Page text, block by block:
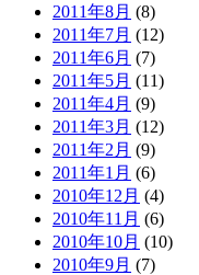
2011年8月 (8)
2011年7月 (12)
2011年6月 (7)
2011年5月 (11)
2011年4月 (9)
2011年3月 (12)
2011年2月 (9)
2011年1月 (6)
2010年12月 (4)
2010年11月 (6)
2010年10月 (10)
2010年9月 (7)